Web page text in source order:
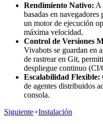
Rendimiento Nativo: A
basadas en navegadores
un motor de ejecución
máxima velocidad.
Control de Versiones
Vivabots se guardan en
de rastrear en Git,
despliegue continuo
Escalabilidad Flexible:
de agentes distribuidos
consola.
Siguiente Instalación